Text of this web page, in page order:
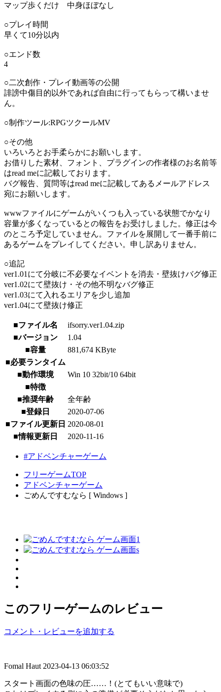
マップ歩くだけ 中身ほぼなし
○プレイ時間
早くて10分以内
○エンド数
4
○二次創作・プレイ動画等の公開
誹謗中傷目的以外であれば自由に行ってもらって構いませ
ん。
○制作ツール:RPGツクールMV
○その他
いろいろとお手柔らかにお願いします。
お借りした素材、フォント、プラグインの作者様のお名前等
はread meに記載しております。
バグ報告、質問等はread meに記載してあるメールアドレス
宛にお願いします。
wwwファイルにゲームがいくつも入っている状態でかなり
容量が多くなっているとの報告をお受けしました。修正は今
のところ予定していません。ファイルを展開して一番手前に
あるゲームをプレイしてください。申し訳ありません。
○追記
ver1.01にて分岐に不必要なイベントを消去・壁抜けバグ修正
ver1.02にて壁抜け・その他不明なバグ修正
ver1.03にて入れるエリアを少し追加
ver1.04にて壁抜け修正
■ファイル名
ifsorry.ver1.04.zip
■バージョン
1.04
■容量
881,674 KByte
■必要ランタイム
■動作環境
Win 10 32bit/10 64bit
■特徴
■推奨年齢
全年齢
■登録日
2020-07-06
■ファイル更新日 2020-08-01
■情報更新日
2020-11-16
#アドベンチャーゲーム
フリーゲームTOP
アドベンチャーゲーム
ごめんですむなら [ Windows ]
このフリーゲームのレビュー
コメント・レビューを追加する
Fomal Haut 2023-04-13 06:03:52
スタート画面の色味の圧……！(とてもいい意味で)